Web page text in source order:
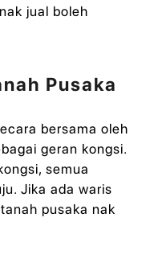
jual boleh
Pusaka
bersama oleh
geran kongsi.
semua
Jika ada waris
pusaka nak